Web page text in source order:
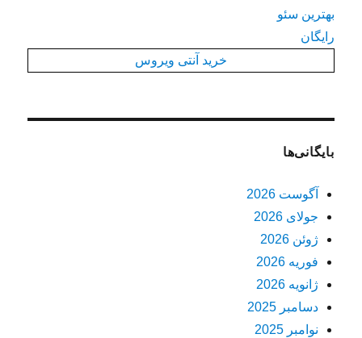
بهترین سئو
رایگان
خرید آنتی ویروس
بایگانی‌ها
آگوست 2026
جولای 2026
ژوئن 2026
فوریه 2026
ژانویه 2026
دسامبر 2025
نوامبر 2025